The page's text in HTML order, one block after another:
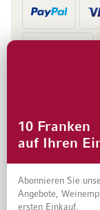
10 Franken
auf Ihren
Abonnieren Sie
Angebote,
ersten Einkauf.